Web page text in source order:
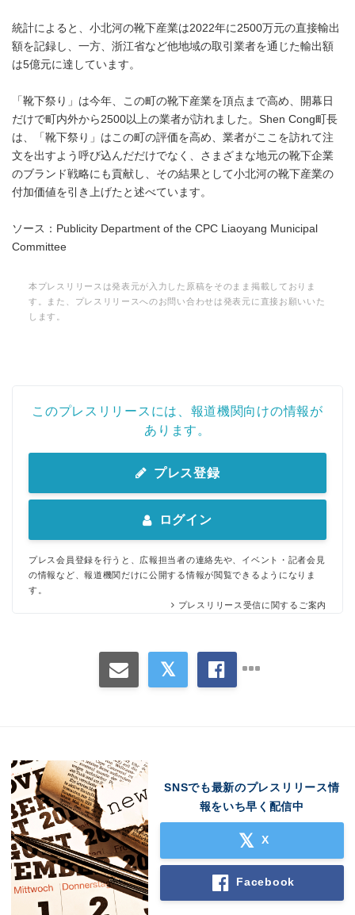
統計によると、小北河の靴下産業は2022年に2500万元の直接輸出
額を記録し、一方、浙江省など他地域の取引業者を通じた輸出額
は5億元に達しています。
「靴下祭り」は今年、この町の靴下産業を頂点まで高め、開幕日
だけで町内外から2500以上の業者が訪れました。Shen Cong町長
は、「靴下祭り」はこの町の評価を高め、業者がここを訪れて注
文を出すよう呼び込んだだけでなく、さまざまな地元の靴下企業
のブランド戦略にも貢献し、その結果として小北河の靴下産業の
付加価値を引き上げたと述べています。
ソース：Publicity Department of the CPC Liaoyang Municipal
Committee
本プレスリリースは発表元が入力した原稿をそのまま掲載しておりま
す。また、プレスリリースへのお問い合わせは発表元に直接お願いいた
します。
このプレスリリースには、報道機関向けの情報が
あります。
プレス登録
ログイン
プレス会員登録を行うと、広報担当者の連絡先や、イベント・記者会見
の情報など、報道機関だけに公開する情報が閲覧できるようになりま
す。
プレスリリース受信に関するご案内
SNSでも最新のプレスリリース情
報をいち早く配信中
X
Facebook